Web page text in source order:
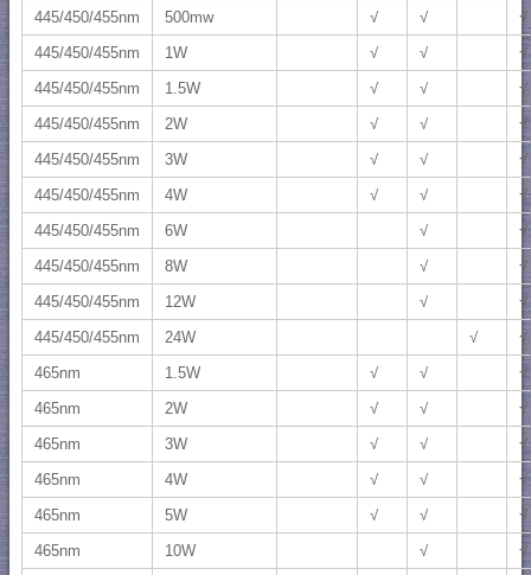
445/450/455nm
500mw √ √
√
445/450/455nm
1W √ √
√
445/450/455nm
1.5W √ √
√
445/450/455nm
2W √ √
√
445/450/455nm
3W √ √
√
445/450/455nm
4W √ √
√
445/450/455nm
6W √
√
445/450/455nm
8W √
√
445/450/455nm
12W √
√
445/450/455nm
24W √
√
465nm
1.5W √ √
√
465nm
2W √ √
√
465nm
3W √ √
√
465nm
4W √ √
√
465nm
5W √ √
√
465nm
10W √
√